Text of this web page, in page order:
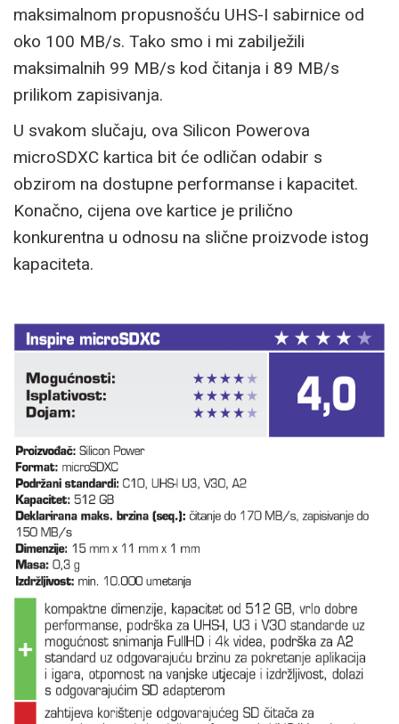
maksimalnom propusnošću UHS-I sabirnice od
oko 100 MB/s. Tako smo i mi zabilježili
maksimalnih 99 MB/s kod čitanja i 89 MB/s
prilikom zapisivanja.
U svakom slučaju, ova Silicon Powerova
microSDXC kartica bit će odličan odabir s
obzirom na dostupne performanse i kapacitet.
Konačno, cijena ove kartice je prilično
konkurentna u odnosu na slične proizvode istog
kapaciteta.